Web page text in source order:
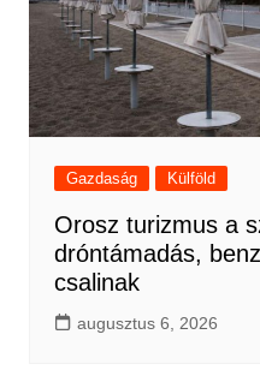
Gazdaság Külföld
Orosz turizmus a
dróntámadás,
csalinak
augusztus 6, 2026